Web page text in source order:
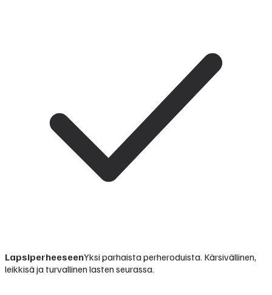
LapsiperheeseenYksi parhaista perheroduista. Kärsivällinen,
leikkisä ja turvallinen lasten seurassa.